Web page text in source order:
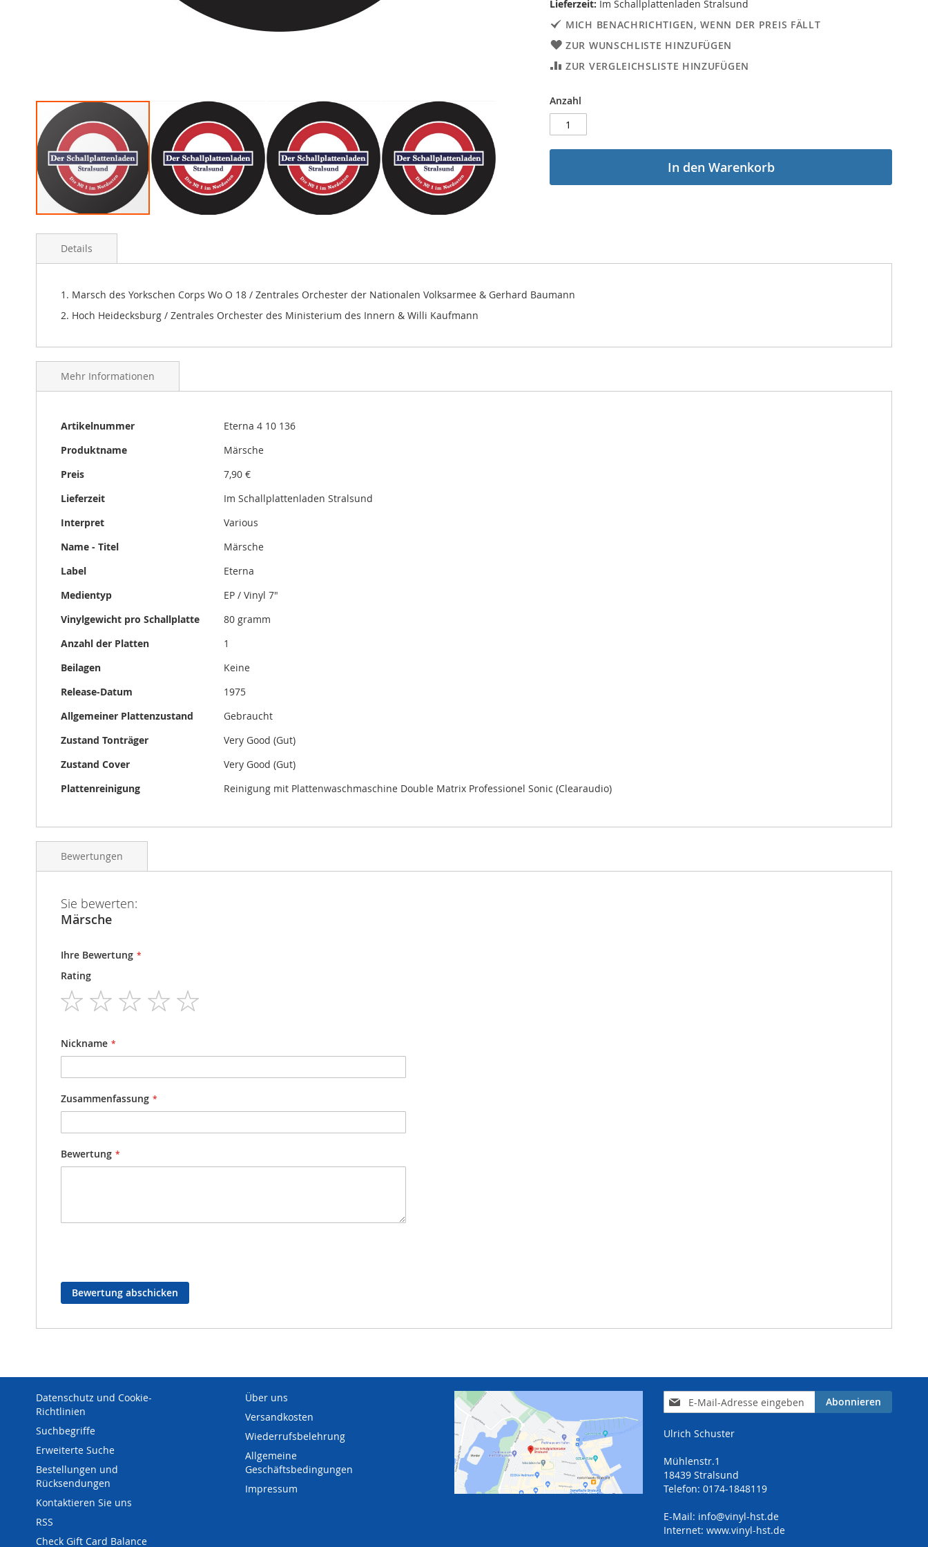
to
beginning
gallery
Lieferzeit: Im Schallplattenladen Stralsund
MICH BENACHRICHTIGEN, WENN DER PREIS FÄLLT
ZUR WUNSCHLISTE HINZUFÜGEN
ZUR VERGLEICHSLISTE HINZUFÜGEN
Anzahl
In den Warenkorb
Details
1. Marsch des Yorkschen Corps Wo O 18 / Zentrales Orchester der Nationalen Volksarmee & Gerhard Baumann
2. Hoch Heidecksburg / Zentrales Orchester des Ministerium des Innern & Willi Kaufmann
Mehr Informationen
Mehr
Artikelnummer
Eterna 4 10 136
Produktname
Märsche
Preis
7,90 €
Lieferzeit
Im Schallplattenladen Stralsund
Interpret
Various
Name - Titel
Märsche
Label
Eterna
Medientyp
EP / Vinyl 7"
Vinylgewicht pro Schallplatte
80 gramm
Anzahl der Platten
1
Beilagen
Keine
Release-Datum
1975
Allgemeiner Plattenzustand
Gebraucht
Zustand Tonträger
Very Good (Gut)
Zustand Cover
Very Good (Gut)
Plattenreinigung
Reinigung mit Plattenwaschmaschine Double Matrix Professionel Sonic (Clearaudio)
Bewertungen
Sie bewerten:
Märsche
Ihre Bewertung
Rating
1
star
2
stars
3
stars
4
stars
Nickname
Zusammenfassung
Bewertung
Bewertung abschicken
Datenschutz und Cookie-
Richtlinien
Suchbegriffe
Erweiterte Suche
Bestellungen und
Rücksendungen
Kontaktieren Sie uns
RSS
Check Gift Card Balance
Über uns
Versandkosten
Wiederrufsbelehrung
Allgemeine
Geschäftsbedingungen
Impressum
Anmeldung
zum
Abonnieren
Ulrich Schuster
Mühlenstr.1
18439 Stralsund
Telefon: 0174-1848119
E-Mail: info@vinyl-hst.de
Internet: www.vinyl-hst.de